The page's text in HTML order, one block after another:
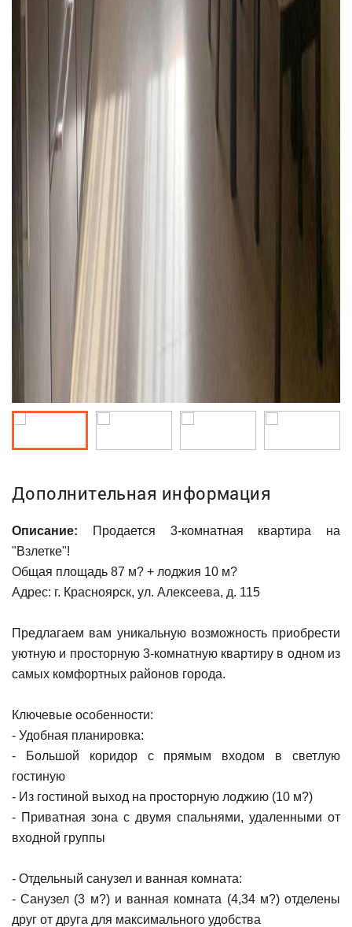
Дополнительная информация
Описание: Продается 3-комнатная квартира на
"Взлетке"!
Общая площадь 87 м? + лоджия 10 м?
Адрес: г. Красноярск, ул. Алексеева, д. 115
Предлагаем вам уникальную возможность приобрести
уютную и просторную 3-комнатную квартиру в одном из
самых комфортных районов города.
Ключевые особенности:
- Удобная планировка:
- Большой коридор с прямым входом в светлую
гостиную
- Из гостиной выход на просторную лоджию (10 м?)
- Приватная зона с двумя спальнями, удаленными от
входной группы
- Отдельный санузел и ванная комната:
- Санузел (3 м?) и ванная комната (4,34 м?) отделены
друг от друга для максимального удобства